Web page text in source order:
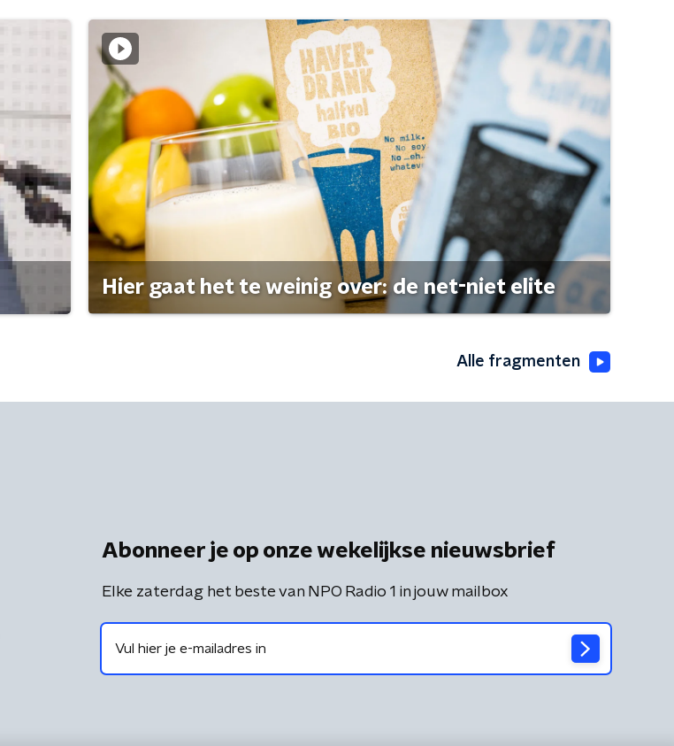
Hier gaat het te weinig over: de net-niet elite
Alle fragmenten
Abonneer je op onze wekelijkse nieuwsbrief
Elke zaterdag het beste van NPO Radio 1 in jouw mailbox